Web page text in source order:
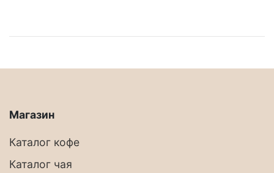
Магазин
Каталог кофе
Каталог чая